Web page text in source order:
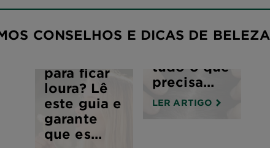
CONSELHOS E DICAS DE BELEZA
para ficar
loura? Lê
este guia e
garante
que es...
preocupada
raízes do
tudo o que
precisa...
LER ARTIGO